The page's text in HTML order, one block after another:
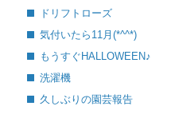
ドリフトローズ
気付いたら11月(*^^*)
もうすぐHALLOWEEN♪
洗濯機
久しぶりの園芸報告